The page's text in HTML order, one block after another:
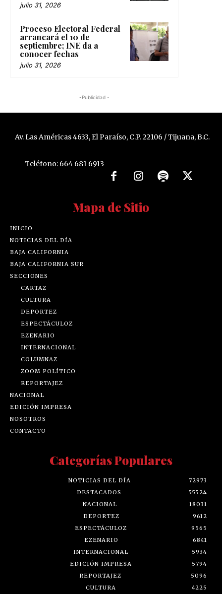
julio 31, 2026
Proceso Electoral Federal
arrancará el 10 de
septiembre; INE da a
conocer fechas
julio 31, 2026
-Publicidad -
Av. Las Américas 4633, El Paraíso, C.P. 22106 / Tijuana, B.C.
Teléfono: 664 681 6913
Mapa de Sitio
INICIO
NOTICIAS DEL DÍA
BAJA CALIFORNIA
BAJA CALIFORNIA SUR
SECCIONES
CARTAZ
CULTURA
DEPORTEZ
ESPECTÁCULOZ
EZENARIO
INTERNACIONAL
COLUMNAZ
ZOOM POLÍTICO
REPORTAJEZ
NACIONAL
EDICIÓN IMPRESA
NOSOTROS
CONTACTO
Categorías Populares
NOTICIAS DEL DÍA
72973
DESTACADOS
55524
NACIONAL
18031
DEPORTEZ
9612
ESPECTÁCULOZ
9565
EZENARIO
6841
INTERNACIONAL
5934
EDICIÓN IMPRESA
5794
REPORTAJEZ
5096
CULTURA
4225